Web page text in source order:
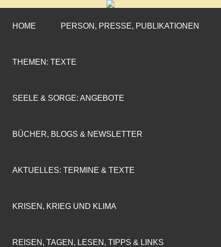
CORNELIA COENEN-
MARX
»ENGAGEMENT MIT PROFIL«
HOME PERSON, PRESSE, PUBLIKATIONEN
THEMEN: TEXTE
SEELE & SORGE: ANGEBOTE
BÜCHER, BLOGS & NEWSLETTER
AKTUELLES: TERMINE & TEXTE
KRISEN, KRIEG UND KLIMA
REISEN, TAGEN, LESEN, TIPPS & LINKS